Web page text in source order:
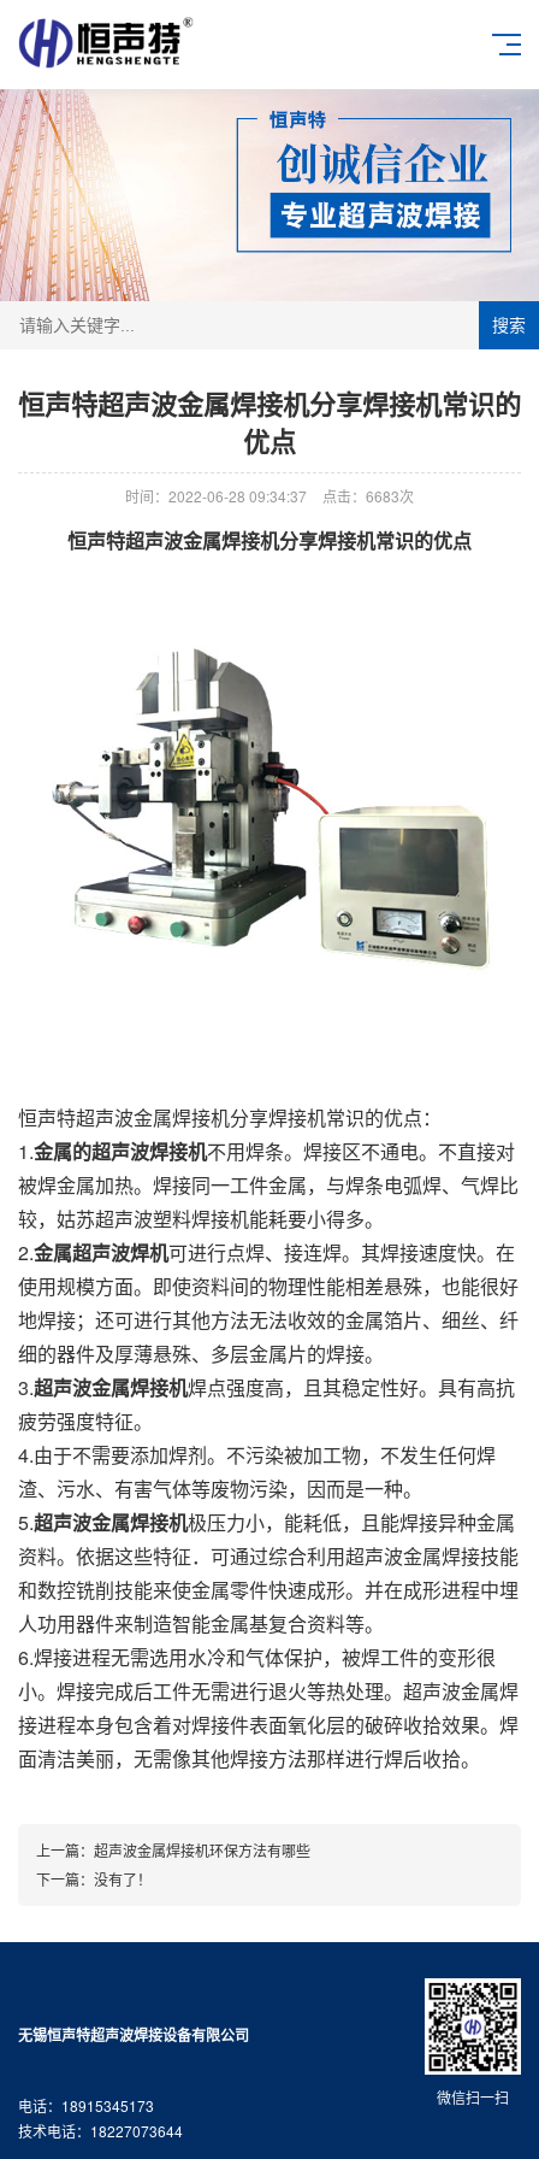
搜索
恒声特超声波金属焊接机分享焊接机常识的
优点
时间：2022-06-28 09:34:37 点击：6683次
恒声特超声波金属焊接机分享焊接机常识的优点
恒声特超声波金属焊接机分享焊接机常识的优点：
1.金属的超声波焊接机不用焊条。焊接区不通电。不直接对
被焊金属加热。焊接同一工件金属，与焊条电弧焊、气焊比
较，姑苏超声波塑料焊接机能耗要小得多。
2.金属超声波焊机可进行点焊、接连焊。其焊接速度快。在
使用规模方面。即使资料间的物理性能相差悬殊，也能很好
地焊接；还可进行其他方法无法收效的金属箔片、细丝、纤
细的器件及厚薄悬殊、多层金属片的焊接。
3.超声波金属焊接机焊点强度高，且其稳定性好。具有高抗
疲劳强度特征。
4.由于不需要添加焊剂。不污染被加工物，不发生任何焊
渣、污水、有害气体等废物污染，因而是一种。
5.超声波金属焊接机极压力小，能耗低，且能焊接异种金属
资料。依据这些特征．可通过综合利用超声波金属焊接技能
和数控铣削技能来使金属零件快速成形。并在成形进程中埋
人功用器件来制造智能金属基复合资料等。
6.焊接进程无需选用水冷和气体保护，被焊工件的变形很
小。焊接完成后工件无需进行退火等热处理。超声波金属焊
接进程本身包含着对焊接件表面氧化层的破碎收拾效果。焊
面清洁美丽，无需像其他焊接方法那样进行焊后收拾。
上一篇： 超声波金属焊接机环保方法有哪些
下一篇：没有了！
微信扫一扫
无锡恒声特超声波焊接设备有限公司
电话：18915345173
技术电话：18227073644